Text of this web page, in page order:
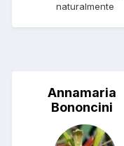
naturalmente
Annamaria
Bononcini